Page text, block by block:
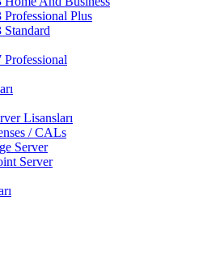
Plus
Lisansları
/ CALs
Server
Server